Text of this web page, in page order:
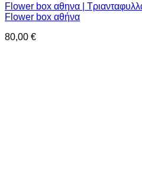
Flower box αθηνα |
Flower box αθήνα
80,00 €